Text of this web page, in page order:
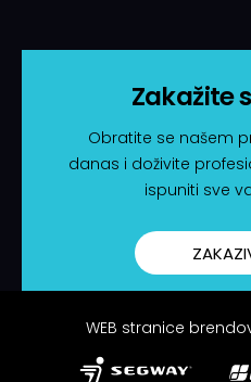
Zakažite
Obratite se našem
danas i doživite
ispuniti sve
WEB stranice